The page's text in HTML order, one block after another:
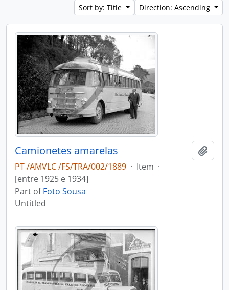
Sort by: Title Direction: Ascending
Camionetes amarelas
PT /AMVLC /FS/TRA/002/1889 · Item ·
[entre 1925 e 1934]
Part ofFoto Sousa
Untitled